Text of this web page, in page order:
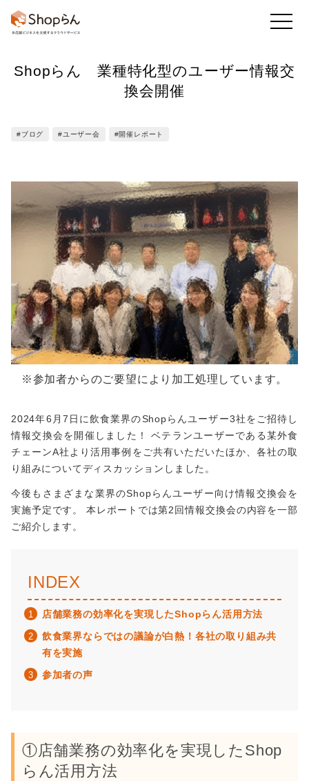
お知らせ 店舗のToDo 回答・アンケート
かんたん集計 既読率・実施率
フレッシュマニュアル
他の機能も
見る
Shopらん 業種特化型のユーザー情報交
換会開催
#ブログ #ユーザー会 #開催レポート
※参加者からのご要望により加工処理しています。
2024年6月7日に飲食業界のShopらんユーザー3社をご招待し
情報交換会を開催しました！ ベテランユーザーである某外食
チェーンA社より活用事例をご共有いただいたほか、各社の取
り組みについてディスカッションしました。
今後もさまざまな業界のShopらんユーザー向け情報交換会を
実施予定です。 本レポートでは第2回情報交換会の内容を一部
ご紹介します。
INDEX
店舗業務の効率化を実現したShopらん活用方法
飲食業界ならではの議論が白熱！各社の取り組み共
有を実施
参加者の声
①店舗業務の効率化を実現したShop
らん活用方法